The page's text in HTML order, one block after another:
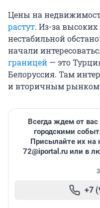
Цены на
растут. Из-за
нестабильной
начали
границей — это
Белоруссия. Там
и вторичным
Всегда ждем от
городскими
Присылайте их на
72@iportal.ru или в
+7